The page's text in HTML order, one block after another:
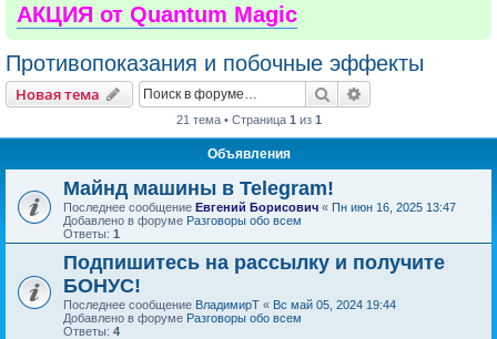
АКЦИЯ от Quantum Magic
Противопоказания и побочные эффекты
Новая тема Поиск
21 тема • Страница 1 из 1
Объявления
Майнд машины в Telegram!
Последнее сообщение Евгений Борисович « Пн июн 16, 2025 13:47
Добавлено в форуме Разговоры обо всем
Ответы: 1
Подпишитесь на рассылку и получите
БОНУС!
Последнее сообщение ВладимирТ « Вс май 05, 2024 19:44
Добавлено в форуме Разговоры обо всем
Ответы: 4